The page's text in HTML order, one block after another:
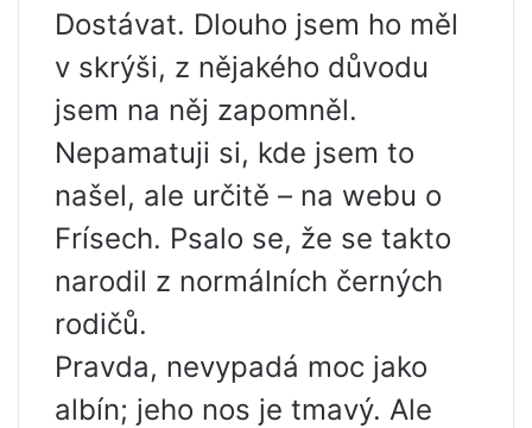
Dostávat. Dlouho jsem ho měl
v skrýši, z nějakého důvodu
jsem na něj zapomněl.
Nepamatuji si, kde jsem to
našel, ale určitě – na webu o
Frísech. Psalo se, že se takto
narodil z normálních černých
rodičů.
Pravda, nevypadá moc jako
albín; jeho nos je tmavý. Ale